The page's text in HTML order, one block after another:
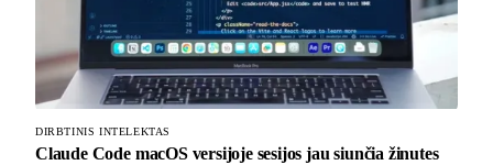
DIRBTINIS INTELEKTAS
Claude Code macOS versijoje sesijos jau siunčia žinutes